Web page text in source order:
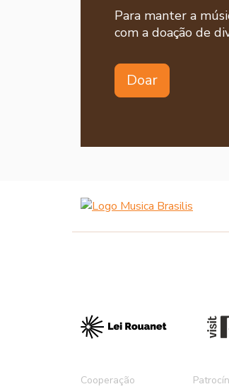
Para manter a
com a doação de
Doar
Cooperação